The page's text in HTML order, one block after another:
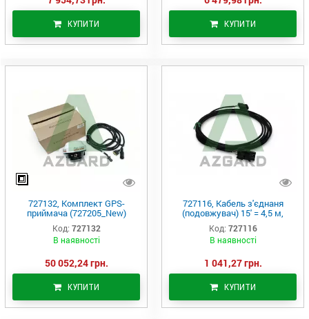
КУПИТИ КУПИТИ
727132, Комплект GPS-
приймача (727205_New)
(KIT=727027+727061+727151),
(Precision Planting)
Код: 727132
В наявності
50 052,24 грн.
КУПИТИ
727116, Кабель з'єднаня
(подовжувач) 15' = 4,5 м,
(Precision Planting)
Код: 727116
В наявності
1 041,27 грн.
КУПИТИ